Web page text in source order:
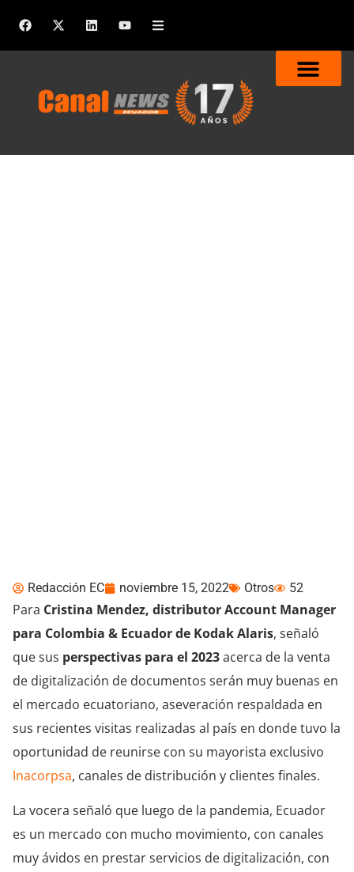
Redacción EC noviembre 15, 2022 Otros 52
Para Cristina Mendez, distributor Account Manager
para Colombia & Ecuador de Kodak Alaris, señaló
que sus perspectivas para el 2023acerca de la venta
de digitalización de documentos serán muy buenas en
el mercado ecuatoriano, aseveración respaldada en
sus recientes visitas realizadas al país en donde tuvo la
oportunidad de reunirse con su mayorista exclusivo
Inacorpsa, canales de distribución y clientes finales.
La vocera señaló que luego de la pandemia, Ecuador
es un mercado con mucho movimiento, con canales
muy ávidos en prestar servicios de digitalización, con